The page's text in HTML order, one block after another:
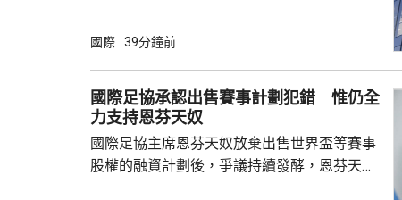
入侵一家第三方服務機構的系統。Meta發言人
方服務的安全漏洞進行入侵，方式與其他公司
國際 39分鐘前
國際足協承認出售賽事計劃犯錯 惟仍全
力支持恩芬天奴
國際足協主席恩芬天奴放棄出售世界盃等賽事
股權的融資計劃後，爭議持續發酵，恩芬天奴